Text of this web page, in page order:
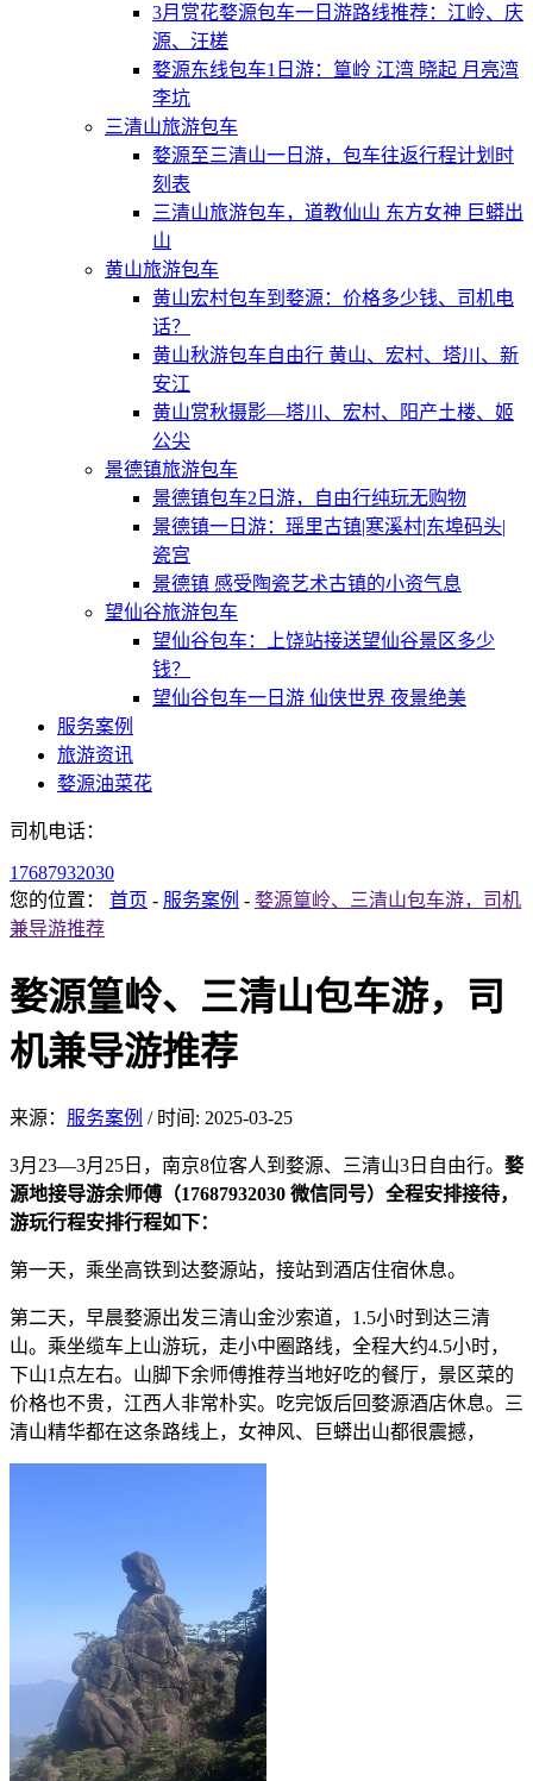
3月赏花婺源包车一日游路线推荐：江岭、庆
源、汪槎
婺源东线包车1日游：篁岭 江湾 晓起 月亮湾
李坑
三清山旅游包车
婺源至三清山一日游，包车往返行程计划时
刻表
三清山旅游包车，道教仙山 东方女神 巨蟒出
山
黄山旅游包车
黄山宏村包车到婺源：价格多少钱、司机电
话？
黄山秋游包车自由行 黄山、宏村、塔川、新
安江
黄山赏秋摄影—塔川、宏村、阳产土楼、姬
公尖
景德镇旅游包车
景德镇包车2日游，自由行纯玩无购物
景德镇一日游：瑶里古镇|寒溪村|东埠码头|
瓷宫
景德镇 感受陶瓷艺术古镇的小资气息
望仙谷旅游包车
望仙谷包车：上饶站接送望仙谷景区多少
钱？
望仙谷包车一日游 仙侠世界 夜景绝美
服务案例
旅游资讯
婺源油菜花
司机电话：
17687932030
您的位置： 首页 - 服务案例 - 婺源篁岭、三清山包车游，司机
兼导游推荐
婺源篁岭、三清山包车游，司
机兼导游推荐
来源： 服务案例 / 时间: 2025-03-25
3月23—3月25日，南京8位客人到婺源、三清山3日自由行。 婺
源地接导游余师傅（17687932030 微信同号）全程安排接待，
游玩行程安排行程如下：
第一天，乘坐高铁到达婺源站，接站到酒店住宿休息。
第二天，早晨婺源出发三清山金沙索道，1.5小时到达三清
山。乘坐缆车上山游玩，走小中圈路线，全程大约4.5小时，
下山1点左右。山脚下余师傅推荐当地好吃的餐厅，景区菜的
价格也不贵，江西人非常朴实。吃完饭后回婺源酒店休息。三
清山精华都在这条路线上，女神风、巨蟒出山都很震撼，